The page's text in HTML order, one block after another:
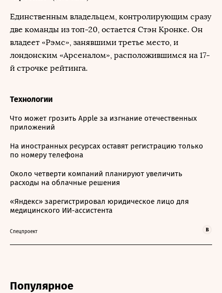
Единственным владельцем, контролирующим сразу
две команды из топ-20, остается Стэн Кронке. Он
владеет «Рэмс», занявшими третье место, и
лондонским «Арсеналом», расположившимся на 17-
й строчке рейтинга.
Технологии
Что может грозить Apple за изгнание отечественных
приложений
На иностранных ресурсах оставят регистрацию только
по номеру телефона
Около четверти компаний планируют увеличить
расходы на облачные решения
«Яндекс» зарегистрировал юридическое лицо для
медицинского ИИ-ассистента
Спецпроект
Популярное